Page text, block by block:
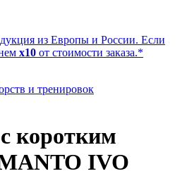
из Европы и России. Если
x10 от стоимости заказа.*
и тренировок
коротким
IVO